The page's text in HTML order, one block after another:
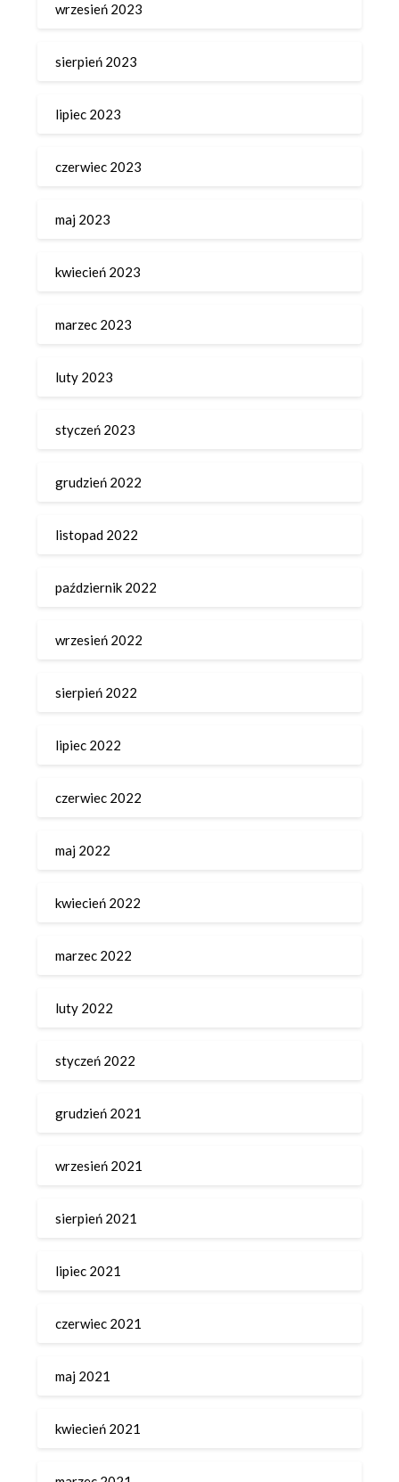
wrzesień 2023
sierpień 2023
lipiec 2023
czerwiec 2023
maj 2023
kwiecień 2023
marzec 2023
luty 2023
styczeń 2023
grudzień 2022
listopad 2022
październik 2022
wrzesień 2022
sierpień 2022
lipiec 2022
czerwiec 2022
maj 2022
kwiecień 2022
marzec 2022
luty 2022
styczeń 2022
grudzień 2021
wrzesień 2021
sierpień 2021
lipiec 2021
czerwiec 2021
maj 2021
kwiecień 2021